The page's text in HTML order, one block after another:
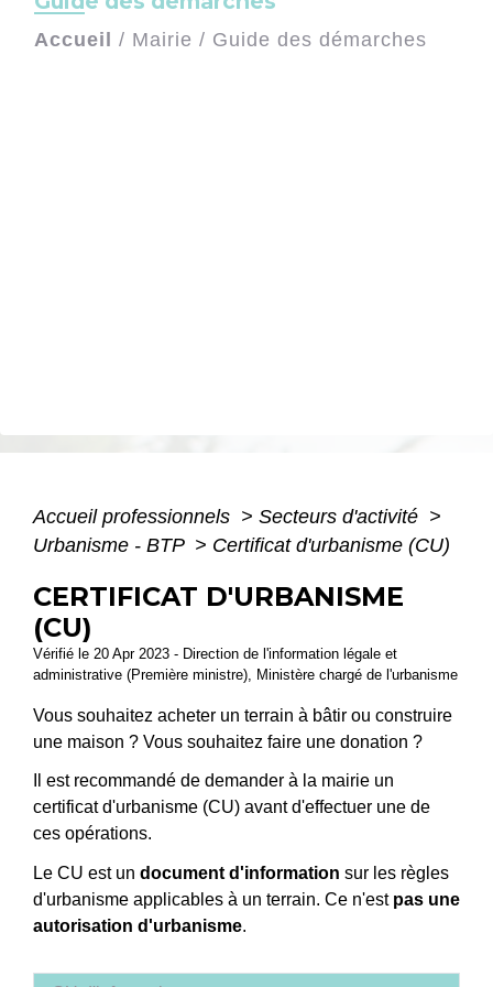
Accueil / Mairie / Guide des démarches
Accueil professionnels > Secteurs d'activité >
Urbanisme - BTP > Certificat d'urbanisme (CU)
CERTIFICAT D'URBANISME
(CU)
Vérifié le 20 Apr 2023 - Direction de l'information légale et
administrative (Première ministre), Ministère chargé de l'urbanisme
Vous souhaitez acheter un terrain à bâtir ou construire
une maison ? Vous souhaitez faire une donation ?
Il est recommandé de demander à la mairie un
certificat d'urbanisme (CU) avant d'effectuer une de
ces opérations.
Le CU est un document d'information sur les règles
d'urbanisme applicables à un terrain. Ce n'est pas une
autorisation d'urbanisme.